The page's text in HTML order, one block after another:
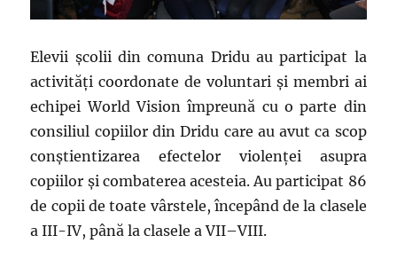
Elevii școlii din comuna Dridu au participat la
activități coordonate de voluntari și membri ai
echipei World Vision împreună cu o parte din
consiliul copiilor din Dridu care au avut ca scop
conștientizarea efectelor violenței asupra
copiilor și combaterea acesteia. Au participat 86
de copii de toate vârstele, începând de la clasele
a III-IV, până la clasele a VII–VIII.